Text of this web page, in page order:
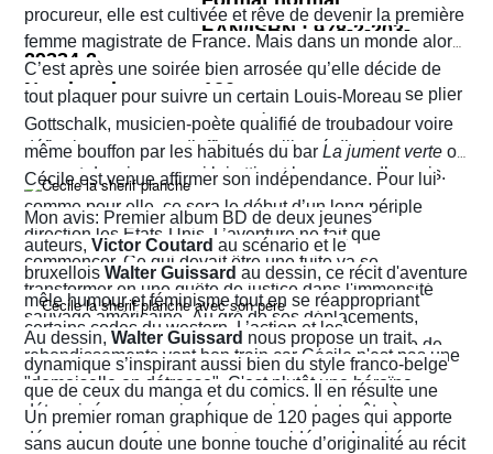
EAN/ISBN : 978-2-203-
29334-2
Nombre de pages :120
procureur, elle est cultivée et rêve de devenir la première
femme magistrate de France. Mais dans un monde alors
très machiste, elle est confrontée à une institution
judiciaire exclusivement masculine. Refusant de se plier
aux conventions sociales de l'époque, elle ne cesse de
défier les normes et d’affirmer sa liberté d’action en
prenant des risques qui lui attirent beaucoup d’ennuis.
C’est après une soirée bien arrosée qu’elle décide de
tout plaquer pour suivre un certain Louis-Moreau
Gottschalk, musicien-poète qualifié de troubadour voire
même bouffon par les habitués du bar La jument verte où
Cécile est venue affirmer son indépendance. Pour lui
comme pour elle, ce sera le début d’un long périple
direction les États-Unis. L’aventure ne fait que
commencer. Ce qui devait être une fuite va se
transformer en une quête de justice dans l'immensité
sauvage américaine. Au gré de ses déplacements,
Cécile finira contre toute attente par troquer la robe de
juriste contre l'étoile de shérif…
Mon avis: Premier album BD de deux jeunes
auteurs, Victor Coutard au scénario et le
bruxellois Walter Guissard au dessin, ce récit d'aventure
mêle humour et féminisme tout en se réappropriant
certains codes du western. L’action et les
rebondissements vont bon train car Cécile n'est pas une
"demoiselle en détresse". C'est plutôt une héroïne
déterminée, un peu ingénue mais surtout prête à en
découdre pour faire respecter ses idéaux. La virée
Au dessin, Walter Guissard nous propose un trait
dynamique s’inspirant aussi bien du style franco-belge
que de ceux du manga et du comics. Il en résulte une
narration visuelle hyper dynamique privilégiant le
mouvement et l'énergie, c'est le moins que l'on puisse
Un premier roman graphique de 120 pages qui apporte
sans aucun doute une bonne touche d’originalité au récit